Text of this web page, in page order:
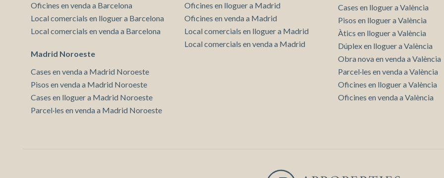
Oficines en venda a Barcelona
Local comercials en lloguer a Barcelona
Local comercials en venda a Barcelona
Madrid Noroeste
Cases en venda a Madrid Noroeste
Pisos en venda a Madrid Noroeste
Cases en lloguer a Madrid Noroeste
Parcel·les en venda a Madrid Noroeste
Oficines en lloguer a Madrid
Oficines en venda a Madrid
Local comercials en lloguer a Madrid
Local comercials en venda a Madrid
Cases en lloguer a València
Pisos en lloguer a València
Àtics en lloguer a València
Dúplex en lloguer a València
Obra nova en venda a València
Parcel·les en venda a València
Oficines en lloguer a València
Oficines en venda a València